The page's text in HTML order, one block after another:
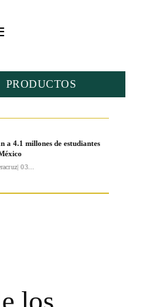
PRODUCTOS
a 4.1 millones de estudiantes
03...
los